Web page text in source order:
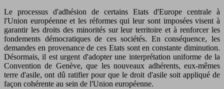
Le processus d'adhésion de certains Etats d'Europe centrale à
l'Union européenne et les réformes qui leur sont imposées visent à
garantir les droits des minorités sur leur territoire et à renforcer les
fondements démocratiques de ces sociétés. En conséquence, les
demandes en provenance de ces Etats sont en constante diminution.
Désormais, il est urgent d'adopter une interprétation uniforme de la
Convention de Genève, que les nouveaux adhérents, eux-mêmes
terre d'asile, ont dû ratifier pour que le droit d'asile soit appliqué de
façon cohérente au sein de l'Union européenne.